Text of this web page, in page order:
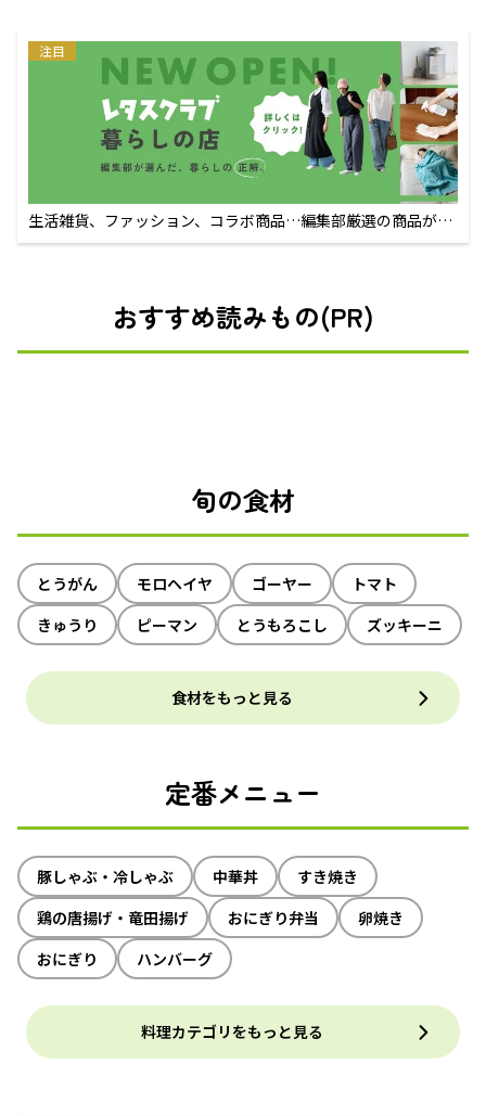
注目
生活雑貨、ファッション、コラボ商品…編集部厳選の商品が買
えるECサイト
おすすめ読みもの(PR)
旬の食材
とうがん モロヘイヤ ゴーヤー
トマト
きゅうり
ピーマン とうもろこし ズッキーニ
食材をもっと見る
定番メニュー
豚しゃぶ・冷しゃぶ 中華丼
すき焼き
鶏の唐揚げ・竜田揚げ
おにぎり弁当
卵焼き
おにぎり
ハンバーグ
料理カテゴリをもっと見る